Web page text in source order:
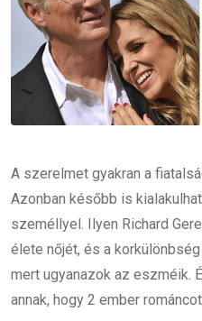
A szerelmet gyakran a
Azonban később is
személlyel. Ilyen Richard
élete nőjét, és a
mert ugyanazok az eszméik.
annak, hogy 2 ember